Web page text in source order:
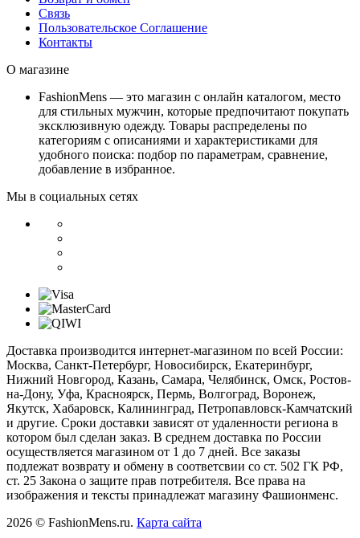
Связь
Пользовательское Соглашение
Контакты
О магазине
FashionMens — это магазин с онлайн каталогом, место
для стильных мужчин, которые предпочитают покупать
эксклюзивную одежду. Товары распределены по
категориям с описаниями и характеристиками для
удобного поиска: подбор по параметрам, сравнение,
добавление в избранное.
Мы в социальных сетях
Доставка производится интернет-магазином по всей России:
Москва, Санкт-Петербург, Новосибирск, Екатеринбург,
Нижний Новгород, Казань, Самара, Челябинск, Омск, Ростов-
на-Дону, Уфа, Красноярск, Пермь, Волгоград, Воронеж,
Якутск, Хабаровск, Калининград, Петропавловск-Камчатский
и другие. Сроки доставки зависят от удаленности региона в
котором был сделан заказ. В среднем доставка по России
осуществляется магазином от 1 до 7 дней. Все заказы
подлежат возврату и обмену в соответсвии со ст. 502 ГК РФ,
ст. 25 Закона о защите прав потребителя. Все права на
изображения и тексты принадлежат магазину Фашионменс.
2026 © FashionMens.ru. Карта сайта